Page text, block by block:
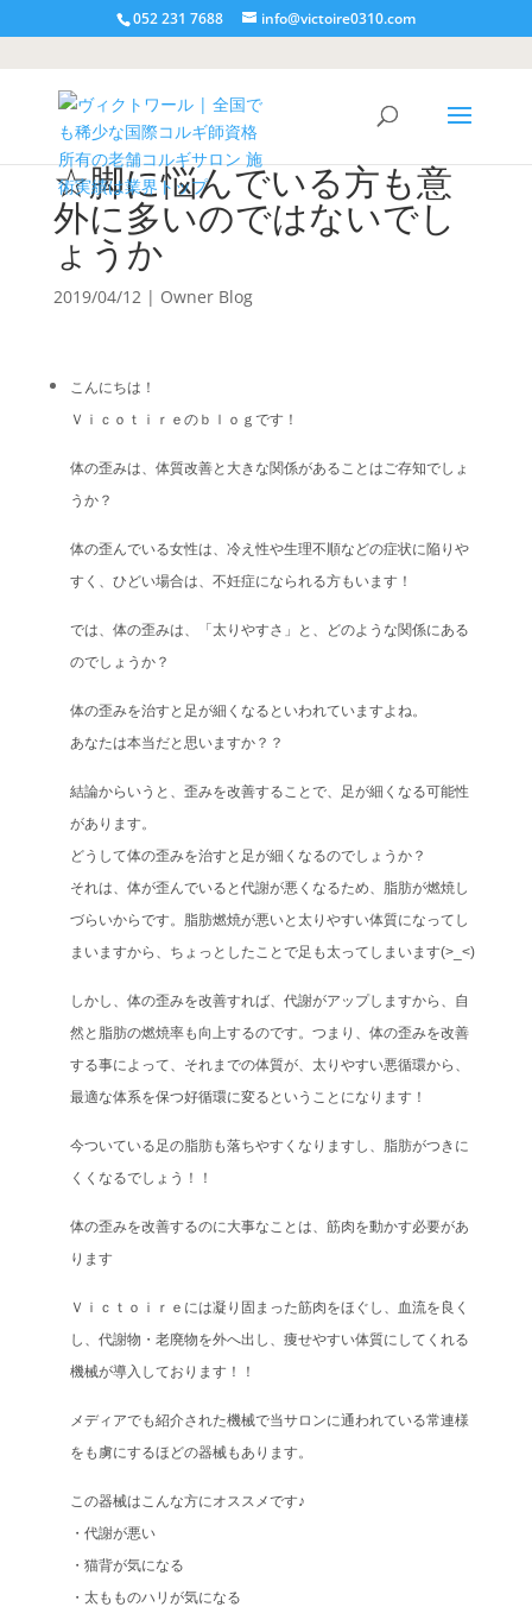
052 231 7688 info@victoire0310.com
☆脚に悩んでいる方も意
外に多いのではないでし
ょうか
2019/04/12| Owner Blog
こんにちは！
Ｖｉｃｏｔｉｒｅのｂｌｏｇです！
体の歪みは、体質改善と大きな関係があることはご存知でしょ
うか？
体の歪んでいる女性は、冷え性や生理不順などの症状に陥りや
すく、ひどい場合は、不妊症になられる方もいます！
では、体の歪みは、「太りやすさ」と、どのような関係にある
のでしょうか？
体の歪みを治すと足が細くなるといわれていますよね。
あなたは本当だと思いますか？？
結論からいうと、歪みを改善することで、足が細くなる可能性
があります。
どうして体の歪みを治すと足が細くなるのでしょうか？
それは、体が歪んでいると代謝が悪くなるため、脂肪が燃焼し
づらいからです。脂肪燃焼が悪いと太りやすい体質になってし
まいますから、ちょっとしたことで足も太ってしまいます(>_<)
しかし、体の歪みを改善すれば、代謝がアップしますから、自
然と脂肪の燃焼率も向上するのです。つまり、体の歪みを改善
する事によって、それまでの体質が、太りやすい悪循環から、
最適な体系を保つ好循環に変るということになります！
今ついている足の脂肪も落ちやすくなりますし、脂肪がつきに
くくなるでしょう！！
体の歪みを改善するのに大事なことは、筋肉を動かす必要があ
ります
Ｖｉｃｔｏｉｒｅには凝り固まった筋肉をほぐし、血流を良く
し、代謝物・老廃物を外へ出し、痩せやすい体質にしてくれる
機械が導入しております！！
メディアでも紹介された機械で当サロンに通われている常連様
をも虜にするほどの器械もあります。
この器械はこんな方にオススメです♪
・代謝が悪い
・猫背が気になる
・太もものハリが気になる